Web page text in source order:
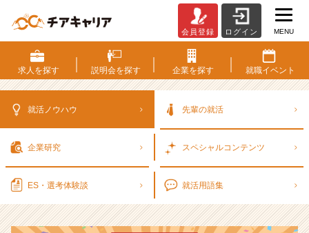
考
対
策・
ウ
ベ
会員登録 ログイン MENU
求人を探す 説明会を探す 企業を探す 就職イベント
就活ノウハウ 先輩の就活
企業研究 スペシャルコンテンツ
ES・選考体験談 就活用語集